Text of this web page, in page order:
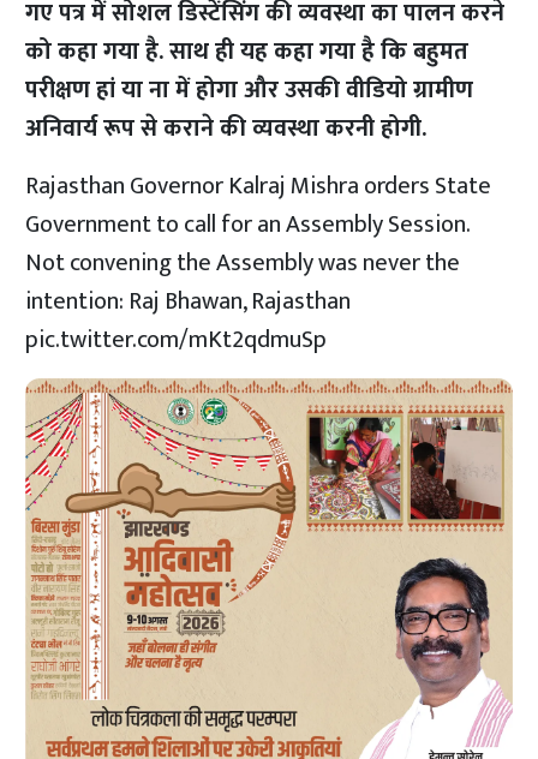
गए पत्र में सोशल डिस्टेंसिंग की व्यवस्था का पालन करने
को कहा गया है. साथ ही यह कहा गया है कि बहुमत
परीक्षण हां या ना में होगा और उसकी वीडियो ग्रामीण
अनिवार्य रूप से कराने की व्यवस्था करनी होगी.
Rajasthan Governor Kalraj Mishra orders State
Government to call for an Assembly Session.
Not convening the Assembly was never the
intention: Raj Bhawan, Rajasthan
pic.twitter.com/mKt2qdmuSp